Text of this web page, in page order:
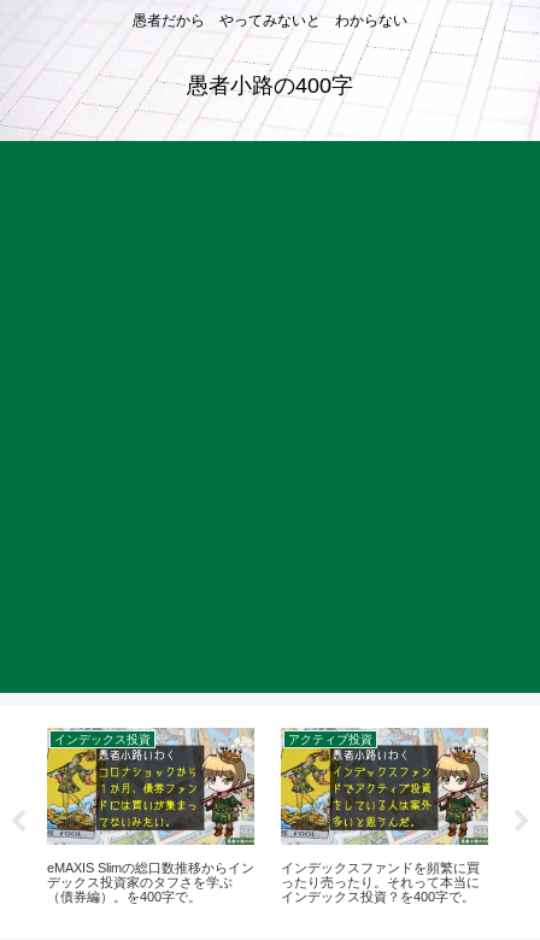
愚者だから やってみないと わからない
愚者小路の400字
インデックス投資
eMAXIS Slimの総口数推移からイン
デックス投資家のタフさを学ぶ
（債券編）。を400字で。
アクティブ投資
インデックスファンドを頻繁に買
ったり売ったり。それって本当に
インデックス投資？を400字で。